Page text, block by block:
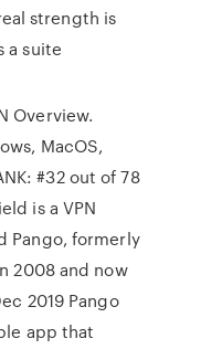
strength is
a suite
Overview.
MacOS,
#32 out of 78
is a VPN
Pango, formerly
2008 and now
2019 Pango
app that